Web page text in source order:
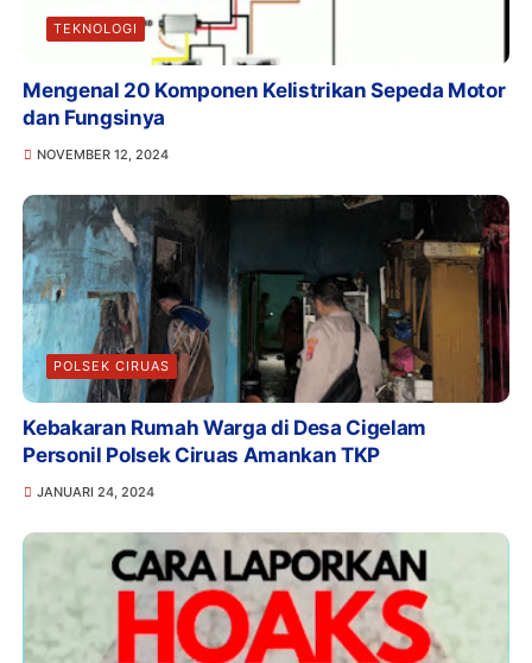
TEKNOLOGI
Mengenal 20 Komponen Kelistrikan Sepeda Motor
dan Fungsinya
NOVEMBER 12, 2024
POLSEK CIRUAS
Kebakaran Rumah Warga di Desa Cigelam
Personil Polsek Ciruas Amankan TKP
JANUARI 24, 2024